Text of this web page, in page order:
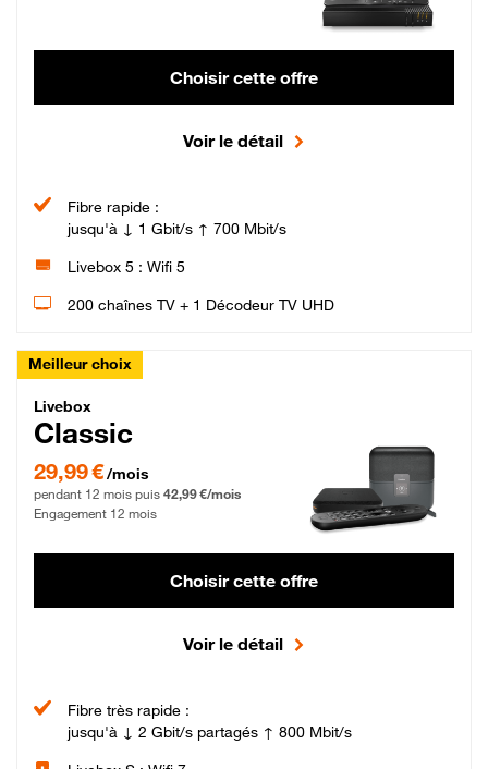
Choisir cette offre
Voir le détail
Fibre rapide :
jusqu'à ↓ 1 Gbit/s ↑ 700 Mbit/s
Livebox 5 : Wifi 5
200 chaînes TV + 1 Décodeur TV UHD
Meilleur choix
Livebox Classic Fibre
Livebox
Classic
29,99 € par mois pendant 12 mois puis 42,99 € par mois, Engagement 12 mois
29,99 €/mois
pendant 12 mois puis 42,99 €/mois
Engagement 12 mois
Choisir cette offre
Voir le détail
Fibre très rapide :
jusqu'à ↓ 2 Gbit/s partagés ↑ 800 Mbit/s